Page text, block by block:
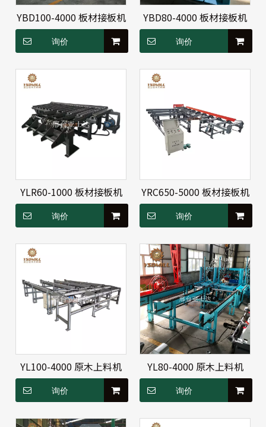
YBD100-4000 板材接板机
询价
YBD80-4000 板材接板机
询价
YLR60-1000 板材接板机
询价
YRC650-5000 板材接板机
询价
YL100-4000 原木上料机
询价
YL80-4000 原木上料机
询价